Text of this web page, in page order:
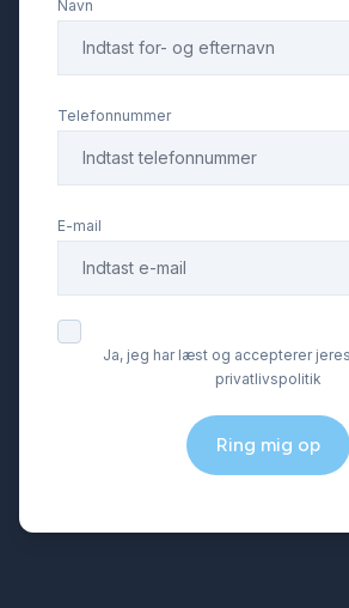
ISOFIX
kørecomputer
LED baglygter
LED kørelys
Navn
Telefonnummer
E-mail
Ja, jeg har læst og accepterer
privatlivspolitik
Ring mig op